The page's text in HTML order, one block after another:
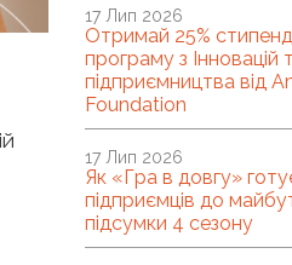
Отримай 25%
програму з Інновацій
підприємництва від
Foundation
17 Лип 2026
Як «Гра в довгу»
підприємців до
підсумки 4 сезону
17 Лип 2026